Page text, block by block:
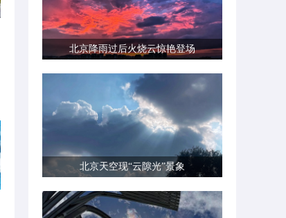
北京降雨过后火烧云惊艳登场
北京天空现“云隙光”景象